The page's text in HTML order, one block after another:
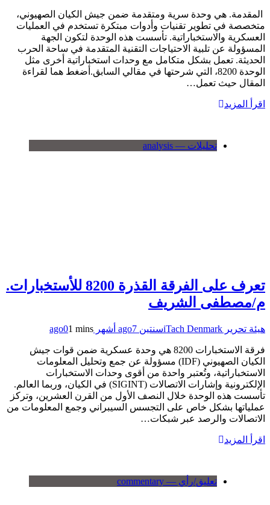
المقدمة. هي وحدة سرية ومتقدمة ضمن جيش الكيان الصهيوني،
متخصصة في تطوير تقنيات وأدوات مبتكرة تستخدم في العمليات
العسكرية والاستخباراتية. تأسست هذه الوحدة لتكون الجهة
المسؤولة عن تلبية الاحتياجات التقنية المتقدمة في ساحة الحرب
الحديثة. تعمل بشكل متكامل مع وحدات استخباراتية أخرى مثل
الوحدة 8200، التي شرحتها في مقالي السابق.أضغط هما لقراءة
المقال حيث تعمل…
اقرأ المزيد
تحليلات — analysis
تعرف على الفرقة القذرة 8200 للأستخبارات.
م/مصطفى الشريف
هيئة تحرير iTach Denmark سنتين ago 7 أشهر ago 01 mins
فرقة الاستخبارات 8200 هي وحدة عسكرية ضمن قوات جيش
الكيان الصهيوني (IDF) مسؤولة عن جمع وتحليل المعلومات
الاستخباراتية، وتُعتبر واحدة من أقوى وحدات الاستخبارات
الإلكترونية وإشارات الاتصالات (SIGINT) في الكيان، وربما العالم.
تأسست هذه الوحدة خلال النصف الأول من القرن العشرين، وتركز
عملياتها بشكل خاص على التجسس السيبراني وجمع المعلومات من
الاتصالات والرصد عبر شبكات…
اقرأ المزيد
تعليق/رأي — commentary